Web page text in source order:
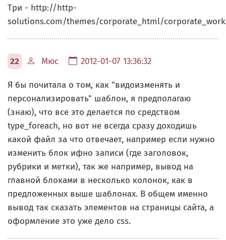
Три - http://http-
solutions.com/themes/corporate_html/
22 Мюс 2012-01-07 13:36:32
Я бы почитала о том, как "видоизменять и
персонализировать" шаблон, я предполагаю
(знаю), что все это делается по средством
type_foreach, но вот не всегда сразу доходишь
какой файл за что отвечает, например если нужно
изменить блок ифно записи (где заголовок,
рубрики и метки), так же например, вывод на
главной блоками в несколько колонок, как в
предложенных выше шаблонах. В общем именно
вывод так сказать элементов на страницы сайта, а
оформление это уже дело css.